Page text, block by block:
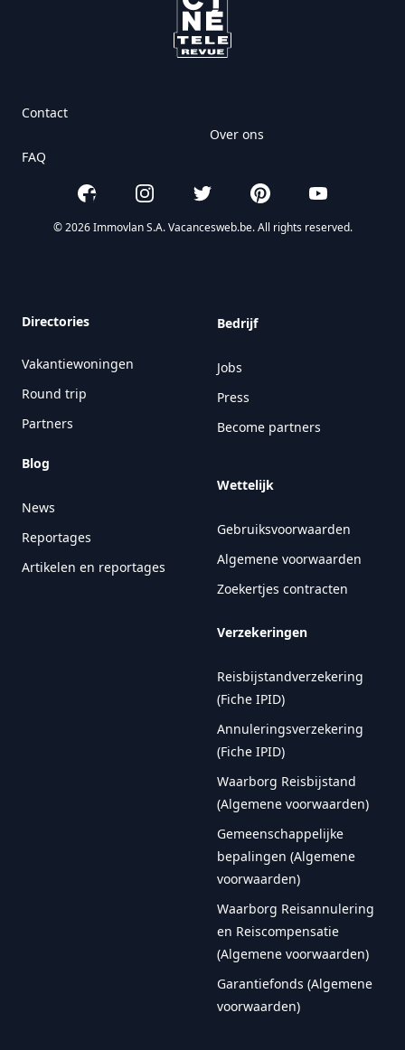
Contact
FAQ
Over ons
FacebookInstagramTwitter PinterestYouTube
© 2026 Immovlan S.A. Vacancesweb.be. All rights reserved.
Directories
Vakantiewoningen
Round trip
Partners
Blog
News
Reportages
Artikelen en reportages
Bedrijf
Jobs
Press
Become partners
Wettelijk
Gebruiksvoorwaarden
Algemene voorwaarden
Zoekertjes contracten
Verzekeringen
Reisbijstandverzekering
(Fiche IPID)
Annuleringsverzekering
(Fiche IPID)
Waarborg Reisbijstand
(Algemene voorwaarden)
Gemeenschappelijke
bepalingen (Algemene
voorwaarden)
Waarborg Reisannulering
en Reiscompensatie
(Algemene voorwaarden)
Garantiefonds (Algemene
voorwaarden)